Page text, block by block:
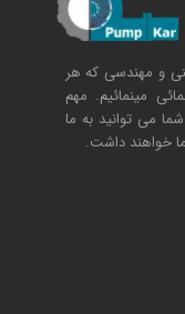
و مهندسی که هر
مینمائیم. مهم
می توانید به ما
خواهند داشت.